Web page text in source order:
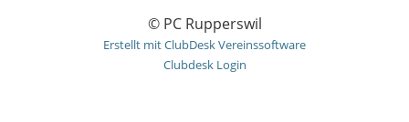
© PC Rupperswil
Erstellt mit ClubDesk Vereinssoftware
Clubdesk Login